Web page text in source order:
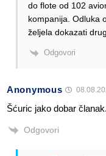
do flote od 102
kompanija. Odluka
željela dokazati
Odgovori
Anonymous
Šćuric jako dobar članak.
Odgovori